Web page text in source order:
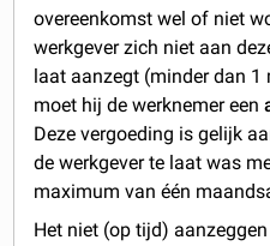
overeenkomst wel of niet
werkgever zich niet aan
laat aanzegt (minder dan
moet hij de werknemer een
Deze vergoeding is gelijk
de werkgever te laat was
maximum van één
Het niet (op tijd)